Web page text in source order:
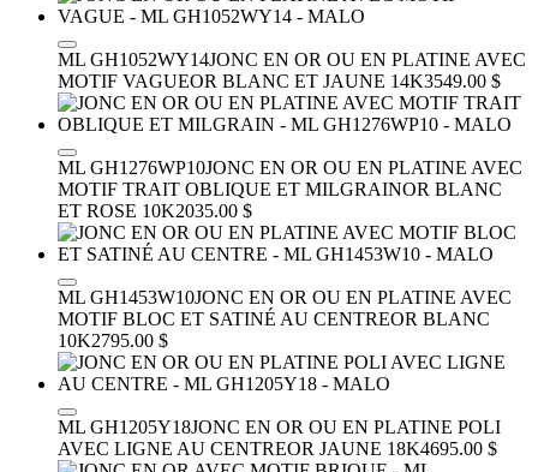
ML GH1052WY14JONC EN OR OU EN PLATINE AVEC
MOTIF VAGUEOR BLANC ET JAUNE 14K3549.00 $
ML GH1276WP10JONC EN OR OU EN PLATINE AVEC
MOTIF TRAIT OBLIQUE ET MILGRAINOR BLANC
ET ROSE 10K2035.00 $
ML GH1453W10JONC EN OR OU EN PLATINE AVEC
MOTIF BLOC ET SATINÉ AU CENTREOR BLANC
10K2795.00 $
ML GH1205Y18JONC EN OR OU EN PLATINE POLI
AVEC LIGNE AU CENTREOR JAUNE 18K4695.00 $